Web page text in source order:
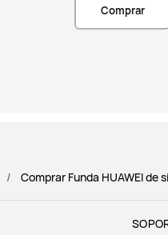
Comprar
Comprar Funda HUAWEI de